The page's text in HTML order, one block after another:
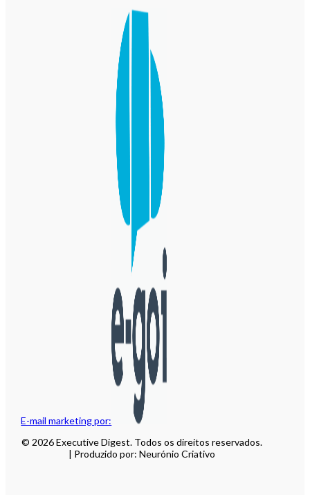
E-mail marketing por:
© 2026 Executive Digest. Todos os direitos reservados.
| Produzido por: Neurónio Criativo